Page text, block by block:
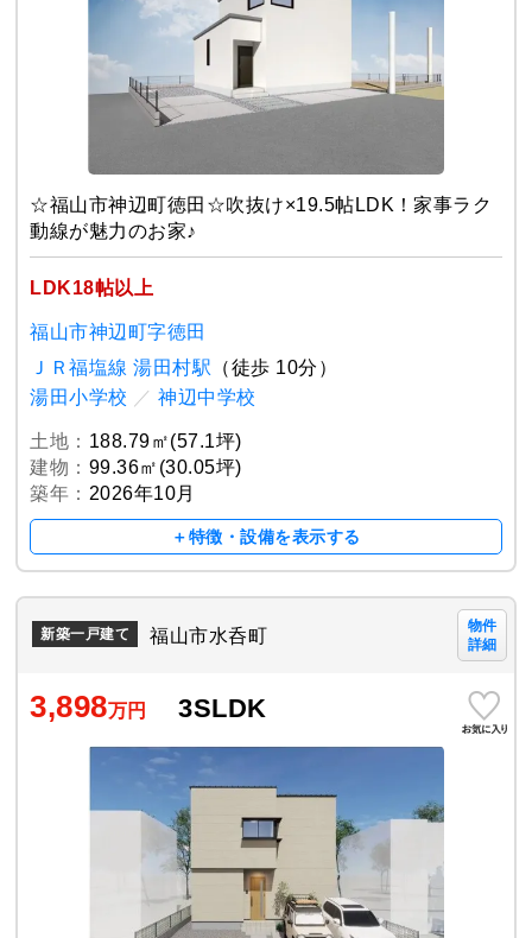
☆福山市神辺町徳田☆吹抜け×19.5帖LDK！家事ラク
動線が魅力のお家♪
LDK18帖以上
福山市神辺町字徳田
ＪＲ福塩線 湯田村駅 （徒歩 10分）
湯田小学校 ／ 神辺中学校
土地： 188.79㎡(57.1坪)
建物： 99.36㎡(30.05坪)
築年： 2026年10月
＋特徴・設備を表示する
新築一戸建て 福山市水呑町
物件
詳細
3,898万円 3SLDK